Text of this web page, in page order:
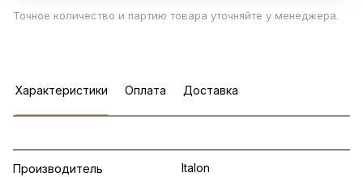
Точное количество и партию товара уточняйте у менеджера.
Характеристики Оплата Доставка
Производитель Italon